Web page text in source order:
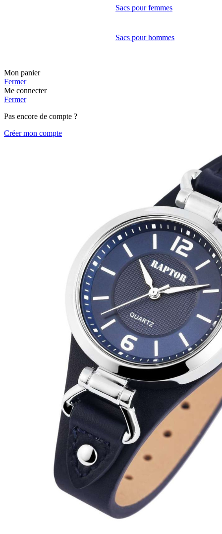
Sacs pour femmes
Sacs pour hommes
Mon panier
Fermer
Me connecter
Fermer
Pas encore de compte ?
Créer mon compte